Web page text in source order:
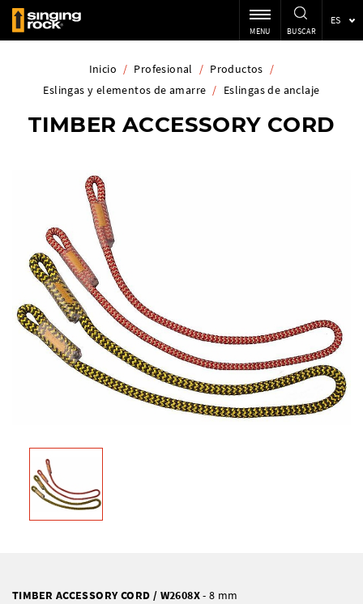
ES
MENU BUSCAR
Inicio / Profesional / Productos /
Eslingas y elementos de amarre / Eslingas de anclaje
TIMBER ACCESSORY CORD
TIMBER ACCESSORY CORD / W2608X- 8 mm